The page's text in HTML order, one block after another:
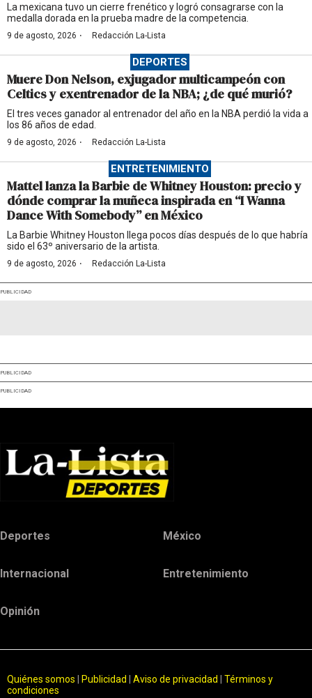
La mexicana tuvo un cierre frenético y logró consagrarse con la
medalla dorada en la prueba madre de la competencia.
9 de agosto, 2026 · Redacción La-Lista
DEPORTES
Muere Don Nelson, exjugador multicampeón con
Celtics y exentrenador de la NBA; ¿de qué murió?
El tres veces ganador al entrenador del año en la NBA perdió la vida a
los 86 años de edad.
9 de agosto, 2026 · Redacción La-Lista
ENTRETENIMIENTO
Mattel lanza la Barbie de Whitney Houston: precio y
dónde comprar la muñeca inspirada en “I Wanna
Dance With Somebody” en México
La Barbie Whitney Houston llega pocos días después de lo que habría
sido el 63º aniversario de la artista.
9 de agosto, 2026 · Redacción La-Lista
PUBLICIDAD
PUBLICIDAD
PUBLICIDAD
Deportes México
Internacional Entretenimiento
Opinión
Quiénes somos Publicidad Aviso de privacidad
Términos y
condiciones